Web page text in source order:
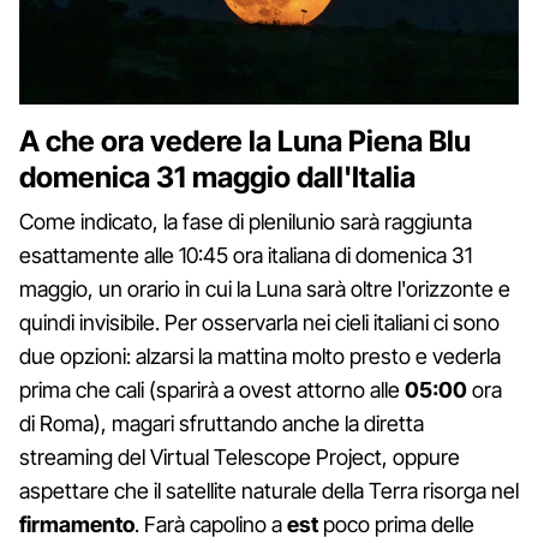
A che ora vedere la Luna Piena Blu
domenica 31 maggio dall'Italia
Come indicato, la fase di plenilunio sarà raggiunta
esattamente alle 10:45 ora italiana di domenica 31
maggio, un orario in cui la Luna sarà oltre l'orizzonte e
quindi invisibile. Per osservarla nei cieli italiani ci sono
due opzioni: alzarsi la mattina molto presto e vederla
prima che cali (sparirà a ovest attorno alle05:00ora
di Roma), magari sfruttando anche la diretta
streaming del Virtual Telescope Project, oppure
aspettare che il satellite naturale della Terra risorga nel
firmamento. Farà capolino aest poco prima delle